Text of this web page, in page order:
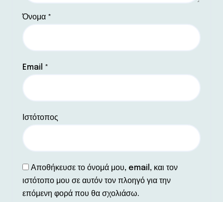
Όνομα *
Email *
Ιστότοπος
Αποθήκευσε το όνομά μου, email, και τον
ιστότοπο μου σε αυτόν τον πλοηγό για την
επόμενη φορά που θα σχολιάσω.